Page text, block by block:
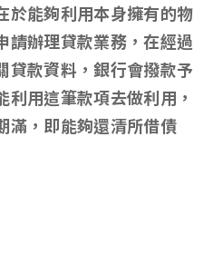
於能夠利用本身擁有的物
請辦理貸款業務，在經過
貸款資料，銀行會撥款予
用這筆款項去做利用，
滿，即能夠還清所借債